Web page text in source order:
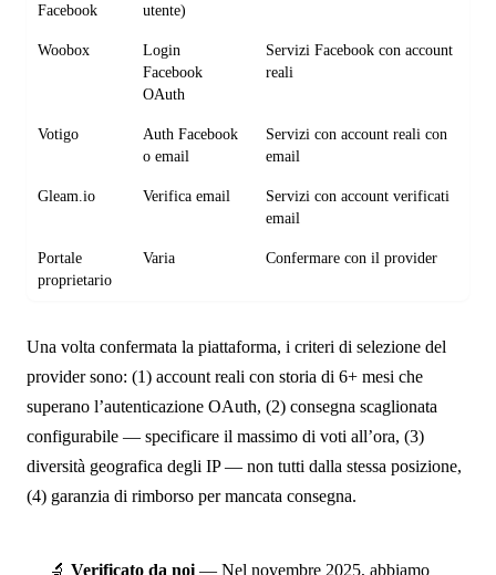
Facebook
utente)
Woobox
Login
Facebook
OAuth
Servizi Facebook con account
reali
Votigo
Auth Facebook
o email
Servizi con account reali con
email
Gleam.io Verifica email
Servizi con account verificati
email
Portale
proprietario
Varia Confermare con il provider
Una volta confermata la piattaforma, i criteri di selezione del
provider sono: (1) account reali con storia di 6+ mesi che
superano l’autenticazione OAuth, (2) consegna scaglionata
configurabile — specificare il massimo di voti all’ora, (3)
diversità geografica degli IP — non tutti dalla stessa posizione,
(4) garanzia di rimborso per mancata consegna.
🔬 Verificato da noi — Nel novembre 2025, abbiamo